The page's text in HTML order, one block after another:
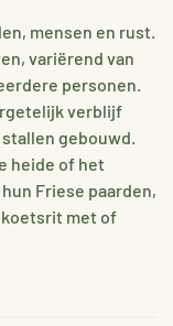
mensen en rust.
variërend van
personen.
verblijf
gebouwd.
heide of het
Friese paarden,
koetsrit met of